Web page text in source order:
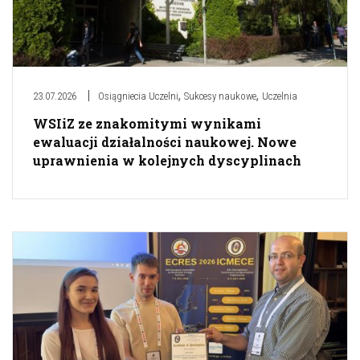
23.07.2026 Osiągniecia Uczelni, Sukcesy naukowe, Uczelnia
WSIiZ ze znakomitymi wynikami
ewaluacji działalności naukowej. Nowe
uprawnienia w kolejnych dyscyplinach